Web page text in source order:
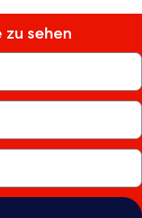
zu sehen